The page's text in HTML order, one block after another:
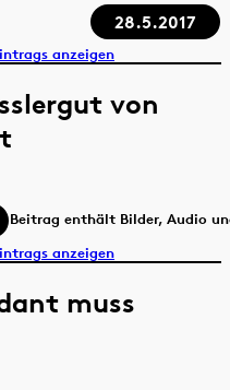
28.5.2017
anzeigen
von
Beitrag enthält Bilder, Audio
anzeigen
muss